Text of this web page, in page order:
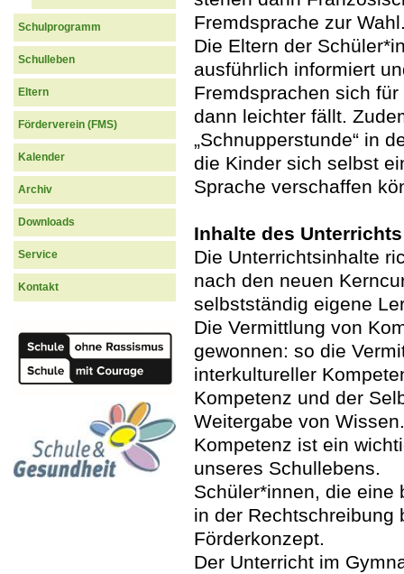
Fremdsprache zur
Die Eltern der
ausführlich informiert
Fremdsprachen sich
dann leichter fällt.
„Schnupperstunde“ in
die Kinder sich selbst
Sprache verschaffen
Inhalte des Unterrichts
Die Unterrichtsinhalte
nach den neuen
selbstständig eigene
Die Vermittlung von
gewonnen: so die
interkultureller
Kompetenz und der
Weitergabe von
Kompetenz ist ein
unseres Schullebens.
Schüler*innen, die eine
in der Rechtschreibung
Förderkonzept.
Der Unterricht im
Schulprogramm
Schulleben
Eltern
Förderverein (FMS)
Kalender
Archiv
Downloads
Service
Kontakt